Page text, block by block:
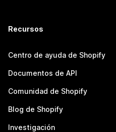
Recursos
Centro de ayuda de Shopify
Documentos de API
Comunidad de Shopify
Blog de Shopify
Investigación